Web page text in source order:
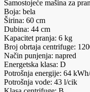
Samostojeće mašina za
Boja: bela
Širina: 60 cm
Dubina: 44 cm
Kapacitet pranja: 6 kg
Broj obrtaja centrifuge:
Način punjenja: napred
Energetska klasa: D
Potrošnja energije: 64
Potrošnja vode: 43 l/cik